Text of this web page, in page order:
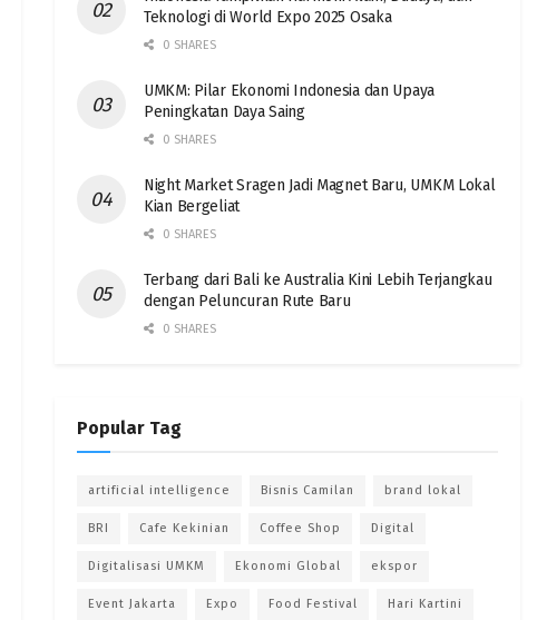
Teknologi di World Expo 2025 Osaka
0 SHARES
UMKM: Pilar Ekonomi Indonesia dan Upaya
Peningkatan Daya Saing
0 SHARES
Night Market Sragen Jadi Magnet Baru, UMKM Lokal
Kian Bergeliat
0 SHARES
Terbang dari Bali ke Australia Kini Lebih Terjangkau
dengan Peluncuran Rute Baru
0 SHARES
Popular Tag
artificial intelligence Bisnis Camilan brand lokal
BRI Cafe Kekinian Coffee Shop Digital
Digitalisasi UMKM Ekonomi Global ekspor
Event Jakarta Expo Food Festival Hari Kartini